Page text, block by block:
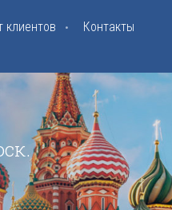
клиентов Контакты